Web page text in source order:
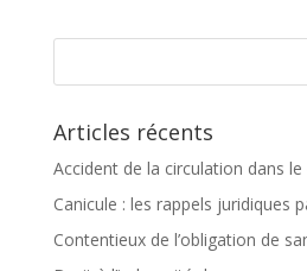
Articles récents
Accident de la circulation dans
Canicule : les rappels juridiques
Contentieux de l’obligation de